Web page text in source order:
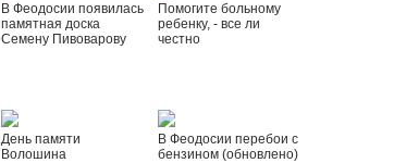
В Феодосии появилась
памятная доска
Семену Пивоварову
Помогите больному
ребенку, - все ли
честно
День памяти
Волошина
В Феодосии перебои с
бензином (обновлено)